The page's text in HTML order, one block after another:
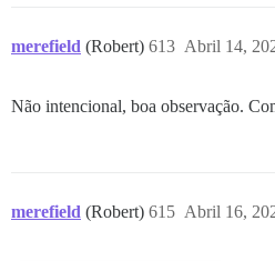
merefield (Robert) Abril 14,
613
Não intencional, boa observação.
merefield (Robert) Abril 16,
615